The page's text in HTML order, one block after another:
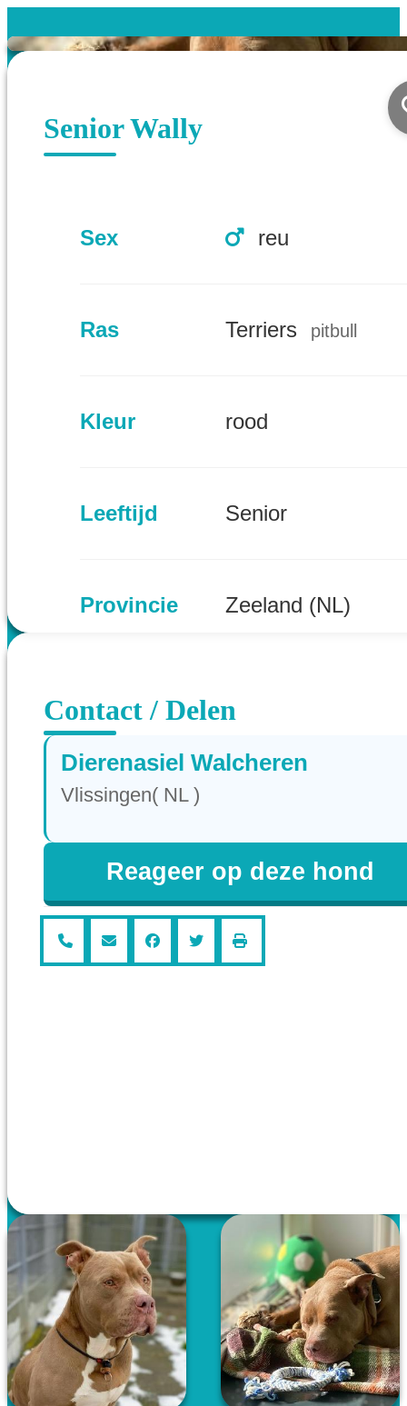
Senior Wally
Sex reu
Ras Terriers pitbull
Kleur rood
Leeftijd Senior
Provincie Zeeland (NL)
Contact / Delen
Dierenasiel Walcheren
Vlissingen( NL )
Reageer op deze hond